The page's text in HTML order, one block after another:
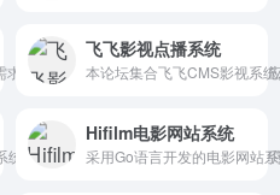
而设计的内容管理系统，一套程序自
飞飞影视点播系统
本论坛集合飞飞CMS影视系
网,赞片CMS,ZanPianCms,赞片CMS
Hifilm电影网站系统
采用Go语言开发的电影网站